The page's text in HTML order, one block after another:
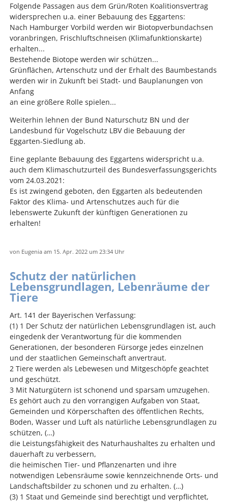
Folgende Passagen aus dem Grün/Roten Koalitionsvertrag
widersprechen u.a. einer Bebauung des Eggartens:
Nach Hamburger Vorbild werden wir Biotopverbundachsen
voranbringen, Frischluftschneisen (Klimafunktionskarte)
erhalten...
Bestehende Biotope werden wir schützen...
Grünflächen, Artenschutz und der Erhalt des Baumbestands
werden wir in Zukunft bei Stadt- und Bauplanungen von
Anfang
an eine größere Rolle spielen...
Weiterhin lehnen der Bund Naturschutz BN und der
Landesbund für Vogelschutz LBV die Bebauung der
Eggarten-Siedlung ab.
Eine geplante Bebauung des Eggartens widerspricht u.a.
auch dem Klimaschutzurteil des Bundesverfassungsgerichts
vom 24.03.2021:
Es ist zwingend geboten, den Eggarten als bedeutenden
Faktor des Klima- und Artenschutzes auch für die
lebenswerte Zukunft der künftigen Generationen zu
erhalten!
von Eugenia am 15. Apr. 2022um 23:34 Uhr
Schutz der natürlichen
Lebensgrundlagen, Lebenräume der
Tiere
Art. 141 der Bayerischen Verfassung:
(1) 1 Der Schutz der natürlichen Lebensgrundlagen ist, auch
eingedenk der Verantwortung für die kommenden
Generationen, der besonderen Fürsorge jedes einzelnen
und der staatlichen Gemeinschaft anvertraut.
2 Tiere werden als Lebewesen und Mitgeschöpfe geachtet
und geschützt.
3 Mit Naturgütern ist schonend und sparsam umzugehen.
Es gehört auch zu den vorrangigen Aufgaben von Staat,
Gemeinden und Körperschaften des öffentlichen Rechts,
Boden, Wasser und Luft als natürliche Lebensgrundlagen zu
schützen, (…)
die Leistungsfähigkeit des Naturhaushaltes zu erhalten und
dauerhaft zu verbessern,
die heimischen Tier- und Pflanzenarten und ihre
notwendigen Lebensräume sowie kennzeichnende Orts- und
Landschaftsbilder zu schonen und zu erhalten. (…)
(3) 1 Staat und Gemeinde sind berechtigt und verpflichtet,